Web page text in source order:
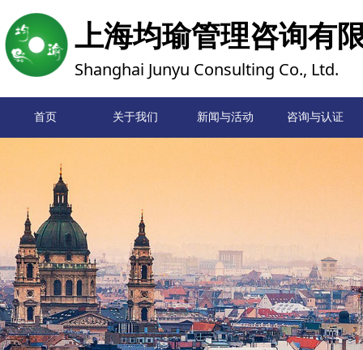
首页
首页 关于我们 新闻与活动 咨询与认证
上海均瑜管理咨询有
Shanghai Junyu Consulting Co., Ltd.